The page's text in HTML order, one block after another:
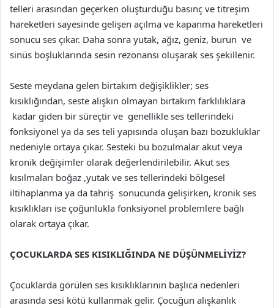
telleri arasından geçerken oluşturduğu basınç ve titreşim
hareketleri sayesinde gelişen açılma ve kapanma hareketleri
sonucu ses çıkar. Daha sonra yutak, ağız, geniz, burun ve
sinüs boşluklarında sesin rezonansı oluşarak ses şekillenir.
Seste meydana gelen birtakım değişiklikler; ses
kısıklığından, seste alışkın olmayan birtakım farklılıklara
kadar giden bir süreçtir ve genellikle ses tellerindeki
fonksiyonel ya da ses teli yapısında oluşan bazı bozukluklar
nedeniyle ortaya çıkar. Sesteki bu bozulmalar akut veya
kronik değişimler olarak değerlendirilebilir. Akut ses
kısılmaları boğaz ,yutak ve ses tellerindeki bölgesel
iltihaplanma ya da tahriş sonucunda gelişirken, kronik ses
kısıklıkları ise çoğunlukla fonksiyonel problemlere bağlı
olarak ortaya çıkar.
ÇOCUKLARDA SES KISIKLIĞINDA NE DÜŞÜNMELİYİZ?
Çocuklarda görülen ses kısıklıklarının başlıca nedenleri
arasında sesi kötü kullanmak gelir. Çocuğun alışkanlık